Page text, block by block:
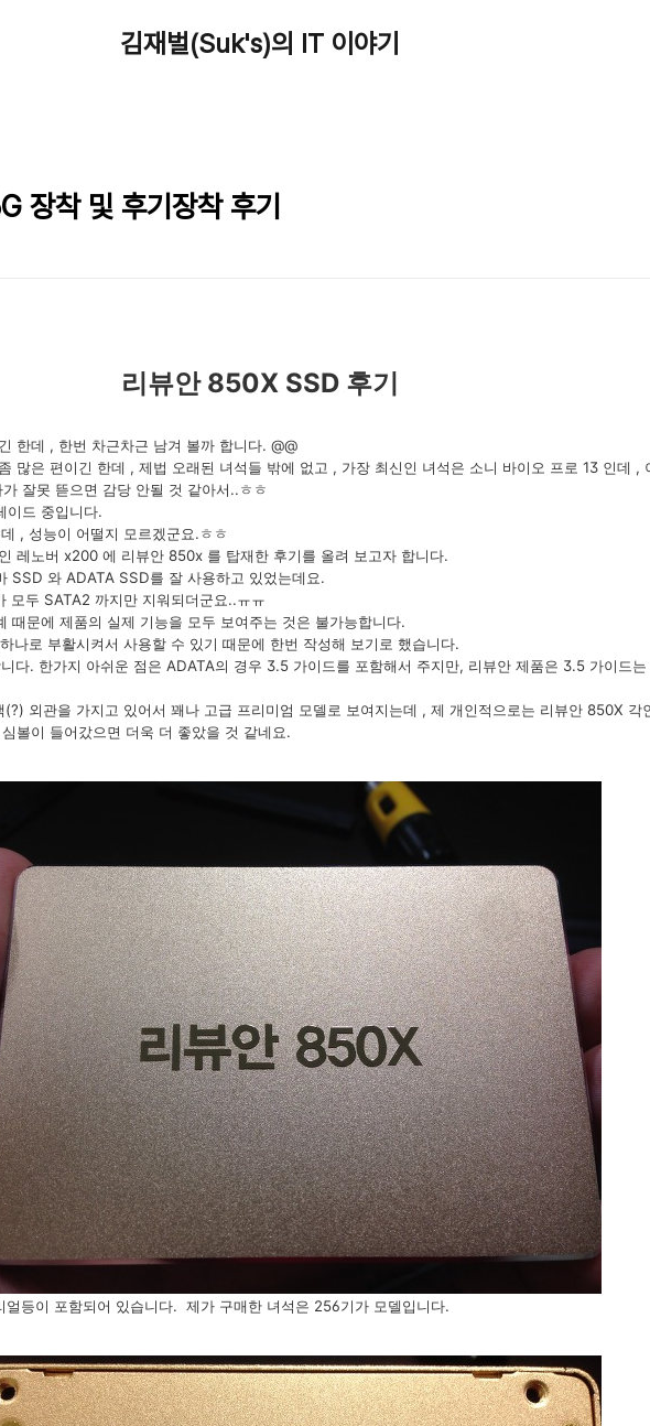
김재벌(Suk's)의 IT 이야기
장착 및 후기장착 후기
리뷰안 850X SSD 후기
한데 , 한번 차근차근 남겨 볼까 합니다. @@
많은 편이긴 한데 , 제법 오래된 녀석들 밖에 없고 , 가장 최신인 녀석은 소니 바이오 프로 13 인데 ,
잘못 뜯으면 감당 안될 것 같아서..ㅎㅎ
이드 중입니다.
, 성능이 어떨지 모르겠군요.ㅎㅎ
레노버 x200 에 리뷰안 850x 를 탑재한 후기를 올려 보고자 합니다.
SSD 와 ADATA SSD를 잘 사용하고 있었는데요.
모두 SATA2 까지만 지워되더군요..ㅠㅠ
때문에 제품의 실제 기능을 모두 보여주는 것은 불가능합니다.
나로 부활시켜서 사용할 수 있기 때문에 한번 작성해 보기로 했습니다.
다. 한가지 아쉬운 점은 ADATA의 경우 3.5 가이드를 포함해서 주지만, 리뷰안 제품은 3.5 가이드는
외관을 가지고 있어서 꽤나 고급 프리미엄 모델로 보여지는데 , 제 개인적으로는 리뷰안 850X 각
볼이 들어갔으면 더욱 더 좋았을 것 같네요.
얼등이 포함되어 있습니다. 제가 구매한 녀석은 256기가 모델입니다.